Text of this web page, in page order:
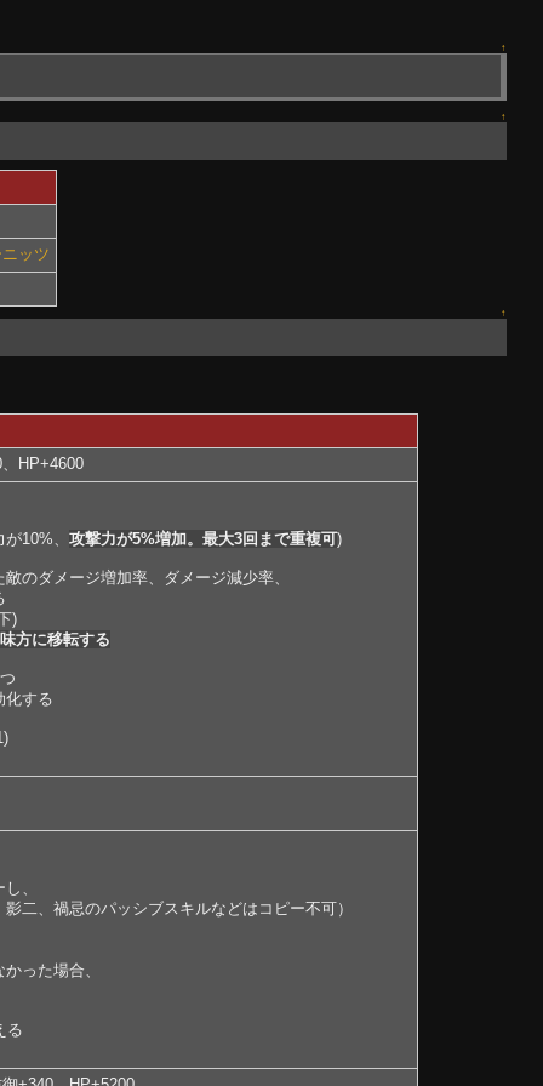
↑
↑
ッツ
↑
HP+4600
10%、攻撃力が5%増加。最大3回まで重複可)
のダメージ増加率、ダメージ減少率、
)
方に移転する
化する
、
二、禍忌のパッシブスキルなどはコピー不可）
った場合、
る